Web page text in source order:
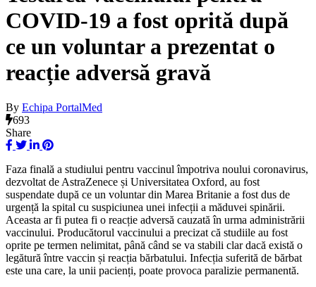
COVID-19 a fost oprită după
ce un voluntar a prezentat o
reacție adversă gravă
By Echipa PortalMed
693
Share
Faza finală a studiului pentru vaccinul împotriva noului coronavirus,
dezvoltat de AstraZenece și Universitatea Oxford, au fost
suspendate după ce un voluntar din Marea Britanie a fost dus de
urgență la spital cu suspiciunea unei infecții a măduvei spinării.
Aceasta ar fi putea fi o reacție adversă cauzată în urma administrării
vaccinului. Producătorul vaccinului a precizat că studiile au fost
oprite pe termen nelimitat, până când se va stabili clar dacă există o
legătură între vaccin și reacția bărbatului. Infecția suferită de bărbat
este una care, la unii pacienți, poate provoca paralizie permanentă.